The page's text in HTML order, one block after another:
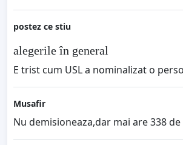
postez ce stiu
alegerile în general
E trist cum USL a nominalizat o
Musafir
Nu demisioneaza,dar mai are 338